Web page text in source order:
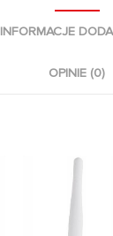
INFORMACJE
OPINIE (0)